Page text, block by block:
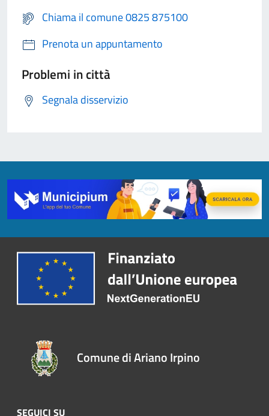
Chiama il comune 0825 875100
Prenota un appuntamento
Problemi in città
Segnala disservizio
Comune di Ariano Irpino
SEGUICI SU